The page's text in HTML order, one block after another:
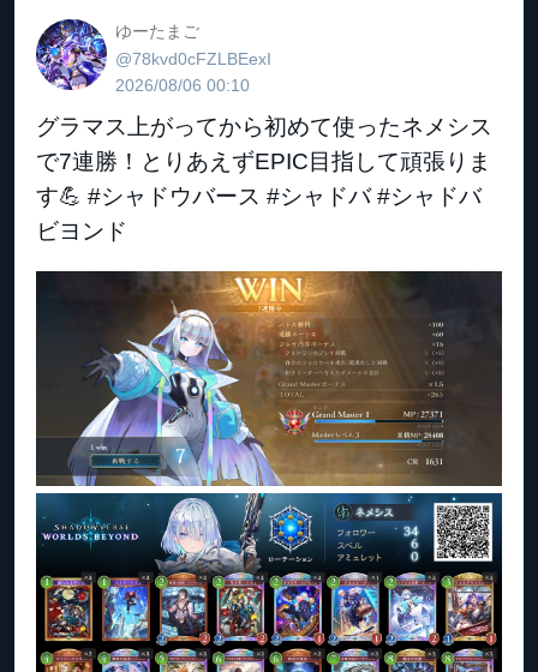
ゆーたまご
@78kvd0cFZLBEexI
2026/08/06 00:10
グラマス上がってから初めて使ったネメシス
で7連勝！とりあえずEPIC目指して頑張りま
す💪 #シャドウバース #シャドバ #シャドバ
ビヨンド